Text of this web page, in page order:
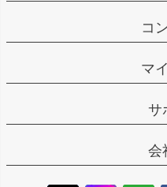
コ
マ
サ
会